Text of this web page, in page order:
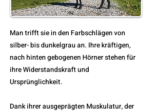
Man trifft sie in den Farbschlägen von
silber- bis dunkelgrau an. Ihre kräftigen,
nach hinten gebogenen Hörner stehen für
ihre Widerstandskraft und
Ursprünglichkeit.
Dank ihrer ausgeprägten Muskulatur, der